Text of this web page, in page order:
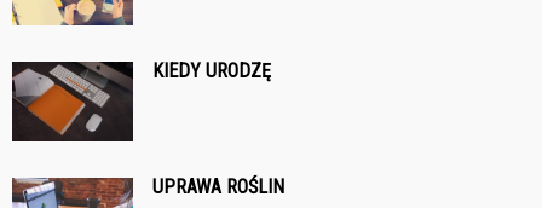
KIEDY URODZĘ
UPRAWA ROŚLIN